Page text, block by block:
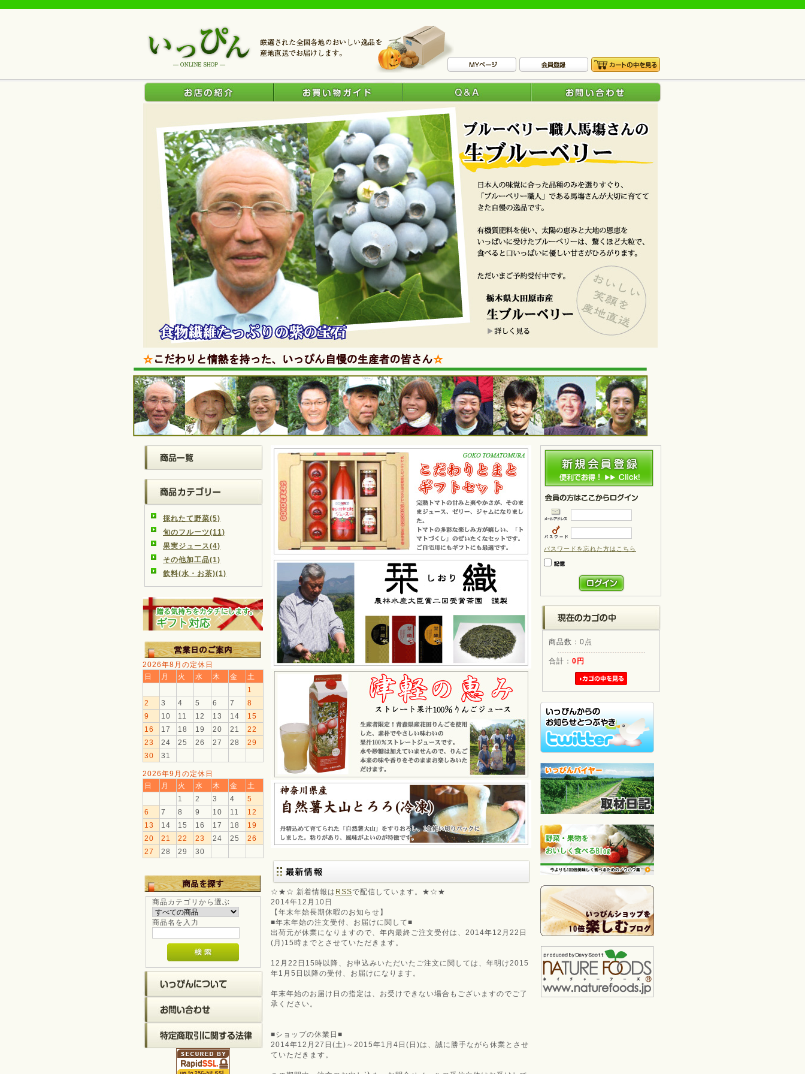
採れたて野菜(5)
旬のフルーツ(11)
果実ジュース(4)
その他加工品(1)
飲料(水・お茶)(1)
2026年8月の定休日
日
月 火 水 木 金
土
1
2
3 4 5 6 7
8
9
10 11 12 13 14
15
16
17 18 19 20 21
22
23
24 25 26 27 28
29
30
31
2026年9月の定休日
日
月 火 水 木 金
土
1
2 3 4
5
6
7 8 9 10 11
12
13
14 15 16 17 18
19
20
21 22 23 24 25
26
27
28 29 30
商品カテゴリから選ぶ
商品名を入力
☆★☆ 新着情報は RSSで配信しています。★☆★
2014年12月10日
【年末年始長期休暇のお知らせ】
■年末年始の注文受付、お届けに関して■
出荷元が休業になりますので、年内最終ご注文受付は、2014年12月22日
(月)15時までとさせていただきます。
12月22日15時以降、お申込みいただいたご注文に関しては、年明け2015
年1月5日以降の受付、お届けになります。
年末年始のお届け日の指定は、お受けできない場合もございますのでご了
承ください。
■ショップの休業日■
2014年12月27日(土)～2015年1月4日(日)は、誠に勝手ながら休業とさせ
ていただきます。
パスワードを忘れた方はこちら
商品数：0点
合計： 0円